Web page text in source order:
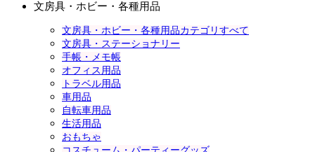
文房具・ホビー・各種用品
文房具・ホビー・各種用品カテゴリすべて
文房具・ステーショナリー
手帳・メモ帳
オフィス用品
トラベル用品
車用品
自転車用品
生活用品
おもちゃ